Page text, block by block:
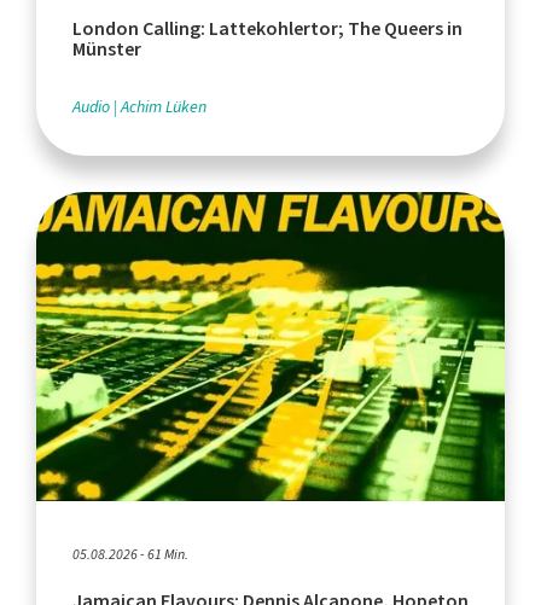
London Calling: Lattekohlertor; The Queers in
Münster
Audio Achim Lüken
05.08.2026 - 61 Min.